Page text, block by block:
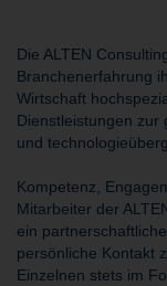
Die ALTEN
Branchenerfahrung
Wirtschaft
Dienstleistungen zur
und
Kompetenz,
Mitarbeiter der
ein
persönliche Kontakt
Einzelnen stets im